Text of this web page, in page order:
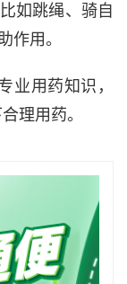
如跳绳、骑自
作用。
业用药知识，
理用药。